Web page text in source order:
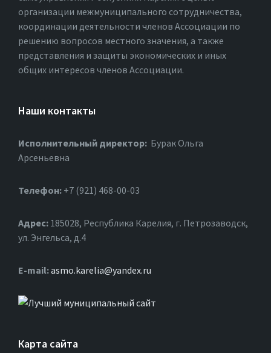
организации межмуниципального сотрудничества,
координации деятельности членов Ассоциации по
решению вопросов местного значения, а также
представления и защиты экономических и иных
общих интересов членов Ассоциации.
Наши контакты
Исполнительный директор: Бурак Ольга
Арсеньевна
Телефон: +7 (921) 468-00-03
Адрес: 185028, Республика Карелия, г. Петрозаводск,
ул. Энгельса, д.4
Е-mail:asmo.karelia@yandex.ru
Карта сайта